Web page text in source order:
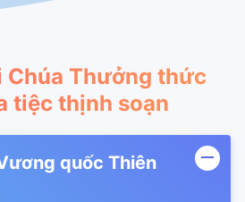
Chúa Thưởng thức
tiệc thịnh soạn
quốc Thiên